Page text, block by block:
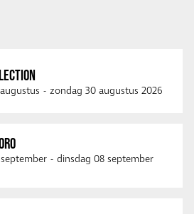
- zondag 30 augustus 2026
- dinsdag 08 september